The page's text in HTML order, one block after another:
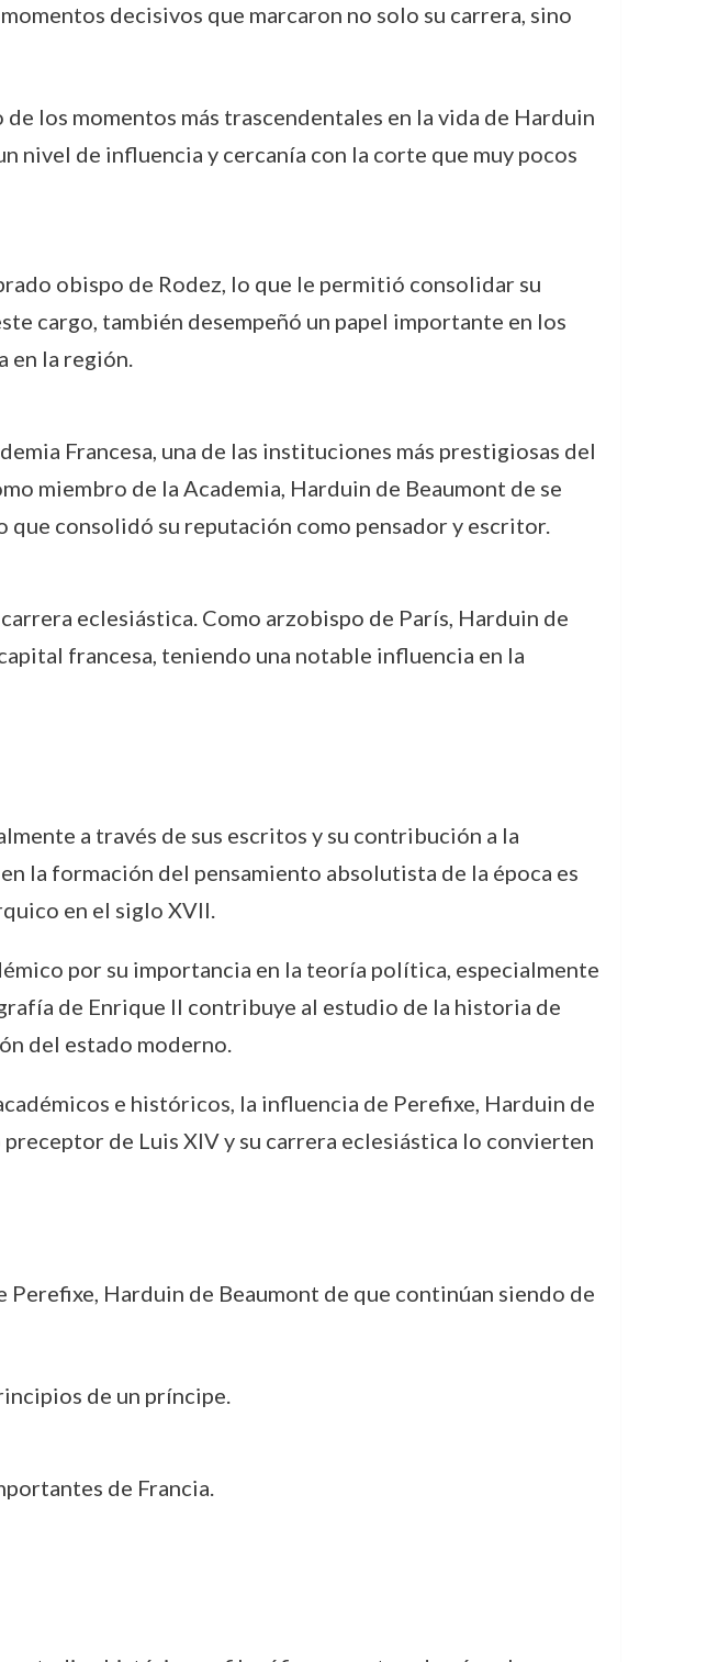
decisivos que marcaron no solo su carrera, sino
de los momentos más trascendentales en la vida de Harduin
nivel de influencia y cercanía con la corte que muy pocos
obispo de Rodez, lo que le permitió consolidar su
cargo, también desempeñó un papel importante en los
en la región.
Francesa, una de las instituciones más prestigiosas del
miembro de la Academia, Harduin de Beaumont de se
que consolidó su reputación como pensador y escritor.
eclesiástica. Como arzobispo de París, Harduin de
francesa, teniendo una notable influencia en la
a través de sus escritos y su contribución a la
la formación del pensamiento absolutista de la época es
en el siglo XVII.
por su importancia en la teoría política, especialmente
de Enrique II contribuye al estudio de la historia de
del estado moderno.
e históricos, la influencia de Perefixe, Harduin de
de Luis XIV y su carrera eclesiástica lo convierten
Perefixe, Harduin de Beaumont de que continúan siendo de
de un príncipe.
de Francia.